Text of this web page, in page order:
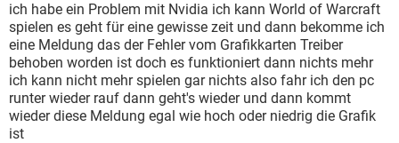
WHATSAPP TIKTOK
FACEBOOK HARDWARE
WINDOWS 10 INSTAGRAM
WHATSAPP TIKTOK
FACEBOOK HARDWARE
ich habe ein Problem mit Nvidia ich kann World of Warcraft
spielen es geht für eine gewisse zeit und dann bekomme ich
eine Meldung das der Fehler vom Grafikkarten Treiber
behoben worden ist doch es funktioniert dann nichts mehr
ich kann nicht mehr spielen gar nichts also fahr ich den pc
runter wieder rauf dann geht's wieder und dann kommt
wieder diese Meldung egal wie hoch oder niedrig die Grafik
ist